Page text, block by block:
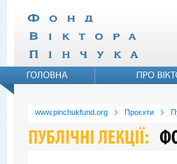
www.pinchukfund.org Проєкти